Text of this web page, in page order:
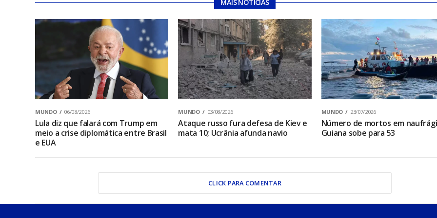
MAIS NOTÍCIAS
MUNDO 06/08/2026
Lula diz que falará com Trump em
meio a crise diplomática entre Brasil
e EUA
MUNDO 03/08/2026
Ataque russo fura defesa de Kiev e
mata 10; Ucrânia afunda navio
MUNDO 23/07/2026
Número de mortos em
Guiana sobe para 53
CLICK PARA COMENTAR